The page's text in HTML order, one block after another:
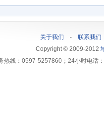
关于我们 - 联系我们
Copyright © 2009-2012
热线：0597-5257860；24小时电